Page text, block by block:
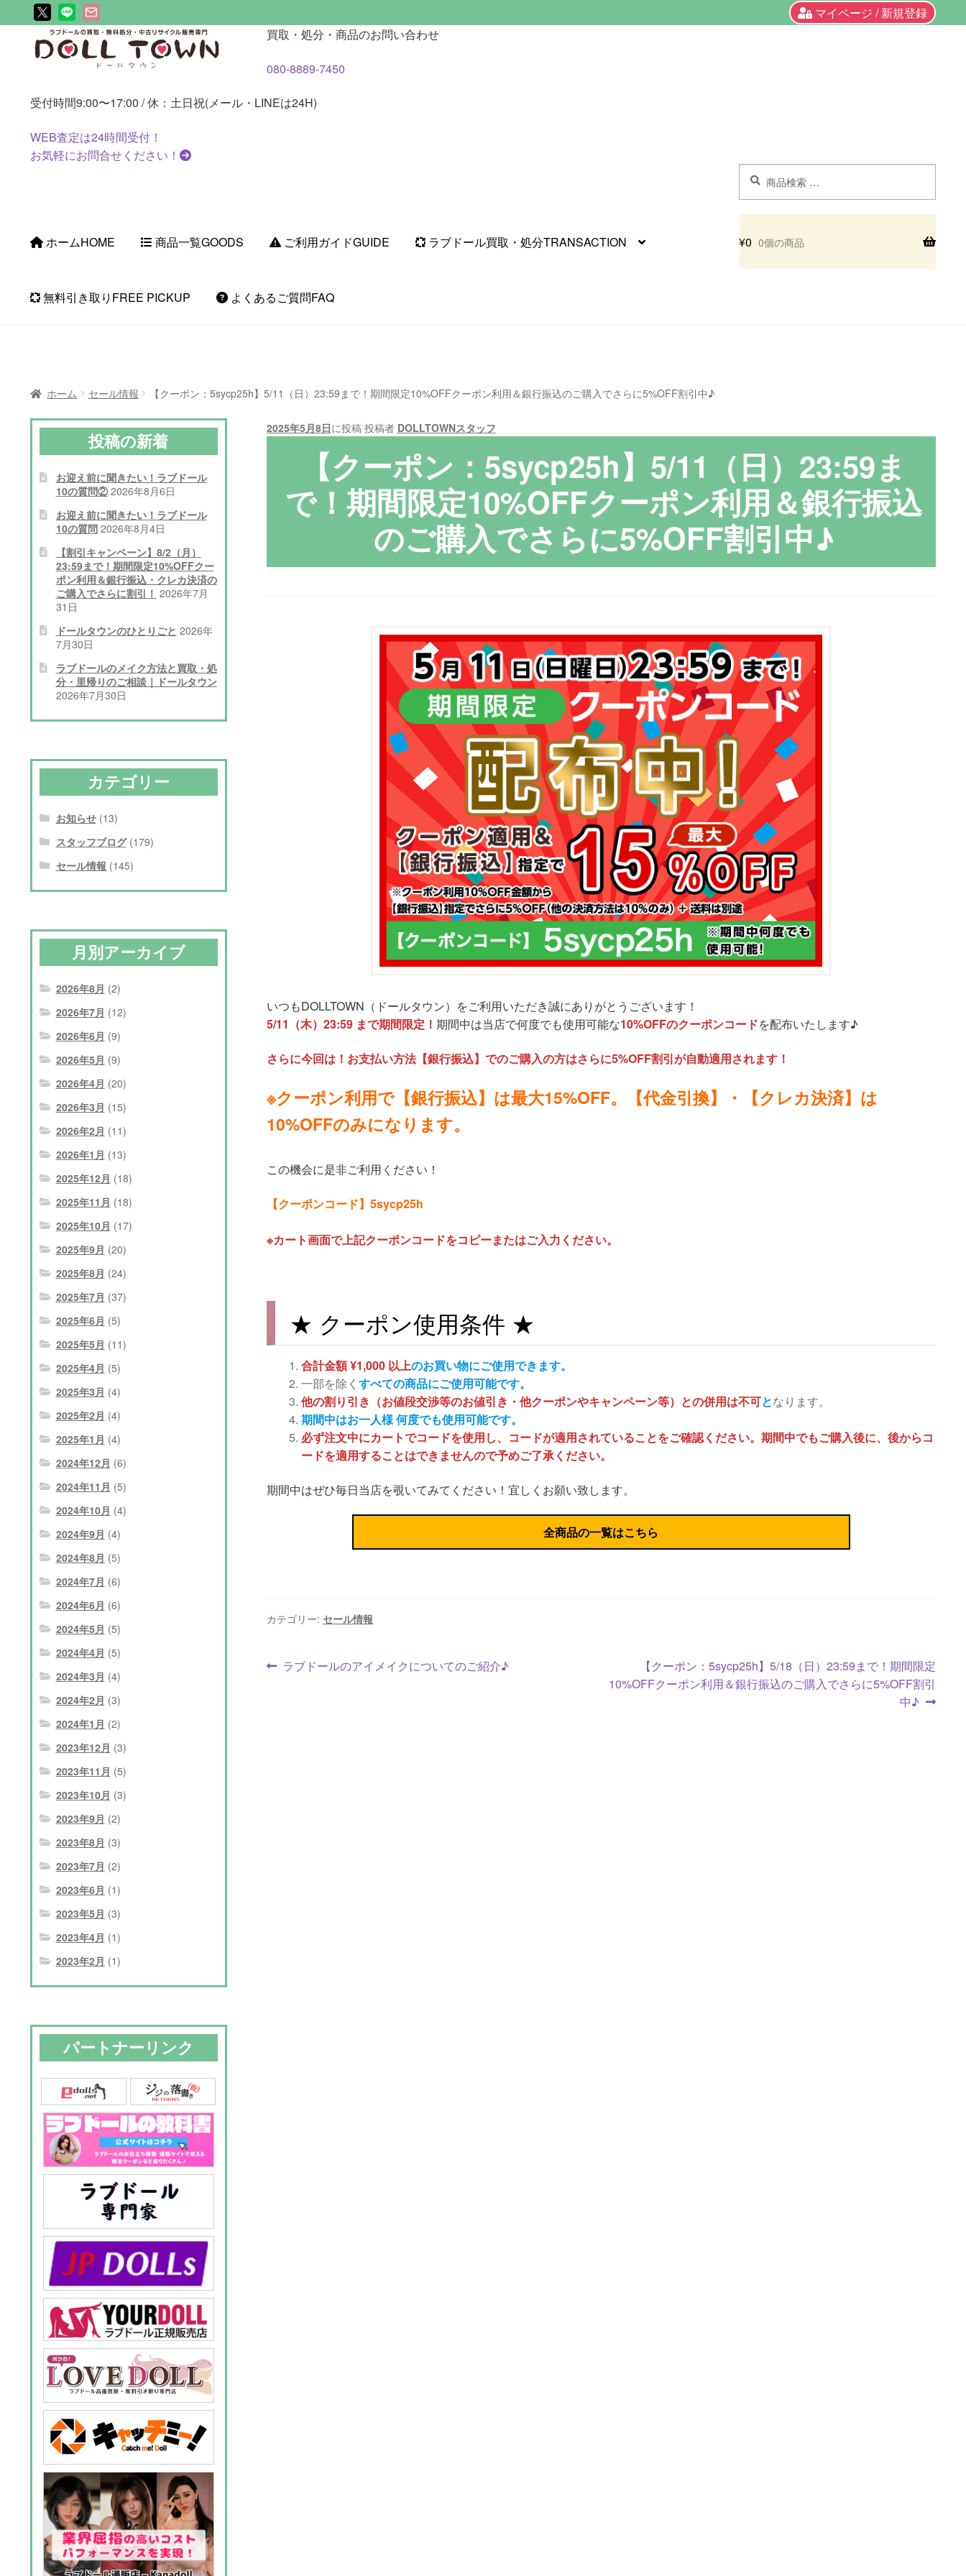
マイページ / 新規登録
ビ
シ
ン
へ
ン
ツ
ス
キ
買取・処分・商品のお問い合わせ
080-8889-7450
受付時間9:00〜17:00 / 休：土日祝(メール・LINEは24H)
WEB査定は24時間受付！
お気軽にお問合せください！
対
象:
ホームHOME 商品一覧GOODS ご利用ガイドGUIDE ラブドール買取・処分TRANSACTION
無料引き取り FREE PICKUP よくあるご質問FAQ
¥0 0個の商品
ホーム セール情報 【クーポン：5sycp25h】5/11（日）23:59まで！期間限定10%OFFクーポン利用＆銀行振込のご購入でさらに5%OFF割引中♪
2025年5月8日に投稿 投稿者 DOLLTOWNスタッフ
【クーポン：5sycp25h】5/11（日）23:59ま
で！期間限定10%OFFクーポン利用＆銀行振込
のご購入でさらに5%OFF割引中♪
いつもDOLLTOWN（ドールタウン）をご利用いただき誠にありがとうございます！
5/11（木）23:59 まで期間限定！ 期間中は当店で何度でも使用可能な10%OFFのクーポンコードを配布いたします♪
さらに今回は！お支払い方法【銀行振込】でのご購入の方はさらに5%OFF割引が自動適用されます！
※クーポン利用で【銀行振込】は最大15%OFF。【代金引換】・【クレカ決済】は
10%OFFのみになります。
この機会に是非ご利用ください！
【クーポンコード】5sycp25h
※カート画面で上記クーポンコードをコピーまたはご入力ください。
★ クーポン使用条件 ★
合計金額 ¥1,000 以上のお買い物にご使用できます。
一部を除く すべての商品にご使用可能です。
他の割り引き（お値段交渉等のお値引き・他クーポンやキャンペーン等）との併用は不可となります。
期間中はお一人様 何度でも使用可能です。
必ず注文中にカートでコードを使用し、コードが適用されていることをご確認ください。期間中でもご購入後に、後からコ
ードを適用することはできませんので予めご了承ください。
期間中はぜひ毎日当店を覗いてみてください！宜しくお願い致します。
全商品の一覧はこちら
カテゴリー: セール情報
投前
ラブドールのアイメイクについてのご紹介♪
次
の
【クーポン：5sycp25h】5/18（日）23:59まで！期間限定
10%OFFクーポン利用＆銀行振込のご購入でさらに5%OFF割引
中♪
投稿の新着
お迎え前に聞きたい！ラブドール
10の質問② 2026年8月6日
お迎え前に聞きたい！ラブドール
10の質問 2026年8月4日
【割引キャンペーン】8/2（月）
23:59まで！期間限定10%OFFクー
ポン利用＆銀行振込・クレカ決済の
ご購入でさらに割引！ 2026年7月
31日
ドールタウンのひとりごと 2026年
7月30日
ラブドールのメイク方法と買取・処
分・里帰りのご相談｜ドールタウン
2026年7月30日
カテゴリー
お知らせ(13)
スタッフブログ(179)
セール情報 (145)
月別アーカイブ
2026年8月 (2)
2026年7月 (12)
2026年6月 (9)
2026年5月 (9)
2026年4月 (20)
2026年3月 (15)
2026年2月 (11)
2026年1月 (13)
2025年12月 (18)
2025年11月 (18)
2025年10月 (17)
2025年9月 (20)
2025年8月 (24)
2025年7月 (37)
2025年6月 (5)
2025年5月 (11)
2025年4月 (5)
2025年3月 (4)
2025年2月 (4)
2025年1月 (4)
2024年12月 (6)
2024年11月 (5)
2024年10月 (4)
2024年9月 (4)
2024年8月 (5)
2024年7月 (6)
2024年6月 (6)
2024年5月 (5)
2024年4月 (5)
2024年3月 (4)
2024年2月 (3)
2024年1月 (2)
2023年12月 (3)
2023年11月 (5)
2023年10月 (3)
2023年9月 (2)
2023年8月 (3)
2023年7月 (2)
2023年6月 (1)
2023年5月 (3)
2023年4月 (1)
2023年2月 (1)
パートナーリンク